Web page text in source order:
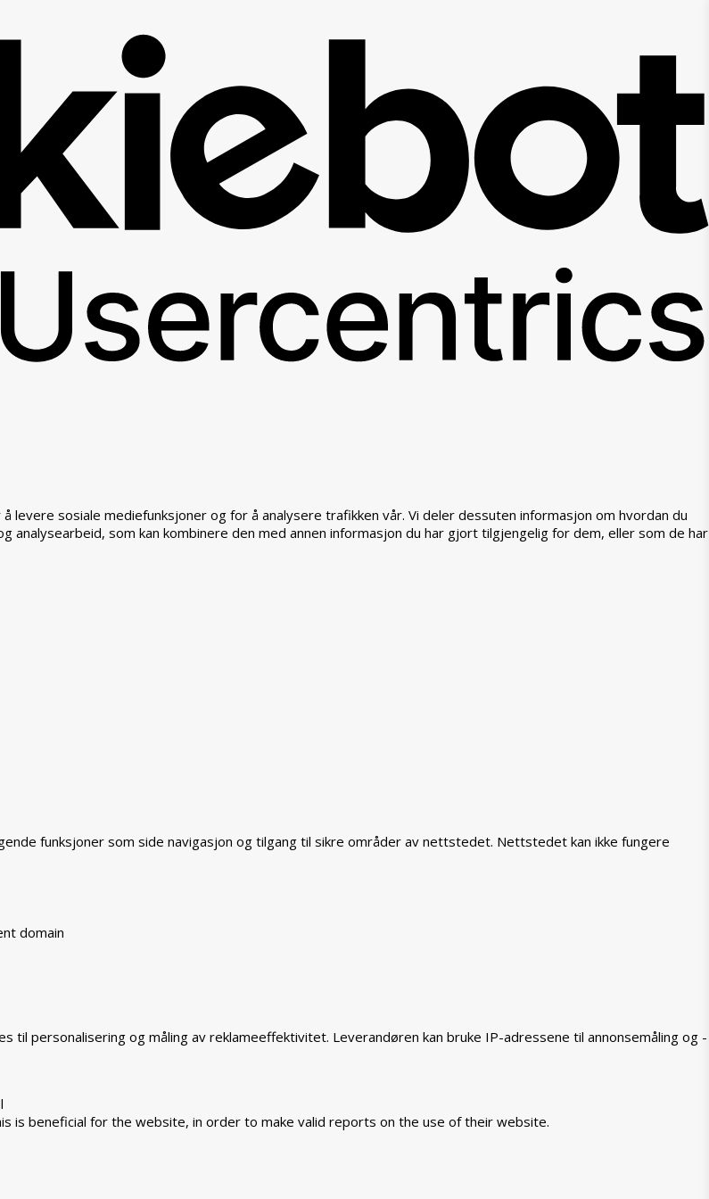
levere sosiale mediefunksjoner og for å analysere trafikken vår. Vi deler dessuten informasjon om hvordan du
som kan kombinere den med annen informasjon du har gjort tilgjengelig for dem, eller som de har
funksjoner som side navigasjon og tilgang til sikre områder av nettstedet. Nettstedet kan ikke fungere
domain
til personalisering og måling av reklameeffektivitet. Leverandøren kan bruke IP-adressene til annonsemåling og -
is beneficial for the website, in order to make valid reports on the use of their website.